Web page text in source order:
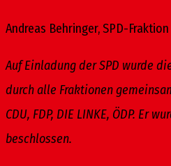
Andreas Behringer, SPD-Fraktion
Auf Einladung der SPD wurde
durch alle Fraktionen
CDU, FDP, DIE LINKE, ÖDP. Er
beschlossen.